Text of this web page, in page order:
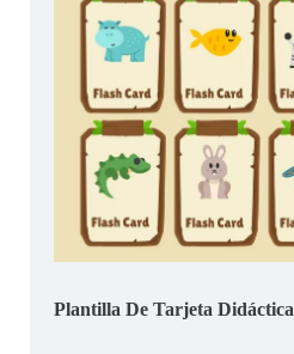
Plantilla De Tarjeta Didáctica